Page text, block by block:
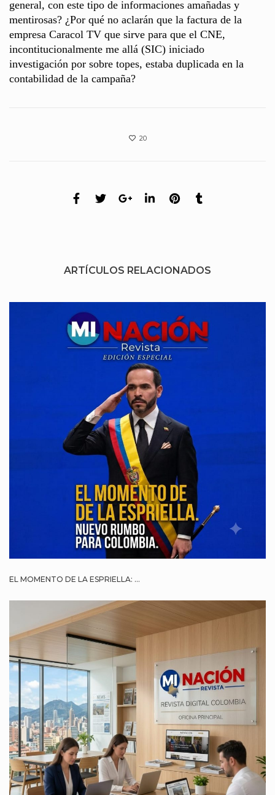
general, con este tipo de informaciones amañadas y
mentirosas? ¿Por qué no aclarán que la factura de la
empresa Caracol TV que sirve para que el CNE,
incontitucionalmente me allá (SIC) iniciado
investigación por sobre topes, estaba duplicada en la
contabilidad de la campaña?
20
ARTÍCULOS RELACIONADOS
EL MOMENTO DE LA ESPRIELLA: ...